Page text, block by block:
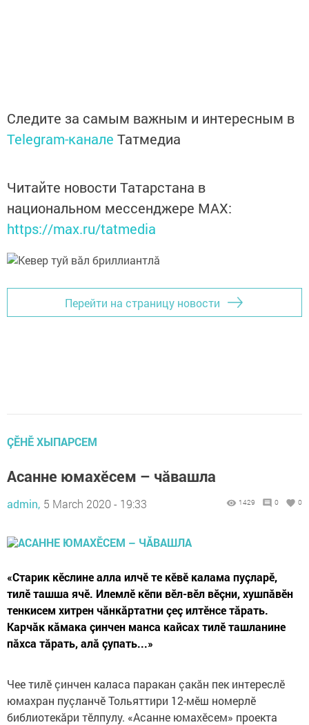
Следите за самым важным и интересным в
Telegram-канале Татмедиа
Читайте новости Татарстана в
национальном мессенджере MАХ:
https://max.ru/tatmedia
Перейти на страницу новости
ÇӖНӖ ХЫПАРСЕМ
Асанне юмахӗсем – чӑвашла
admin, 5 March 2020 - 19:33 1429 0 0
«Старик кӗслине алла илчӗ те кӗвӗ калама пуçларӗ,
тилӗ ташша ячӗ. Илемлӗ кӗпи вӗл-вӗл вӗçни, хушпăвӗн
тенкисем хитрен чăнкăртатни çеç илтӗнсе тăрать.
Карчăк кăмака çинчен манса кайсах тилӗ ташланине
пăхса тăрать, алă çупать...»
Чее тилӗ çинчен каласа паракан çакăн пек интереслӗ
юмахран пуçланчӗ Тольяттири 12-мӗш номерлӗ
библиотекăри тӗлпулу. «Асанне юмахӗсем» проекта